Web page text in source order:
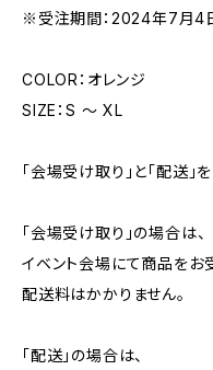
※受注期間：2024年7月4
COLOR：オレンジ
SIZE：S 〜 XL
「会場受け取り」と「配送」
「会場受け取り」の場合は、
イベント会場にて商品をお
配送料はかかりません。
「配送」の場合は、